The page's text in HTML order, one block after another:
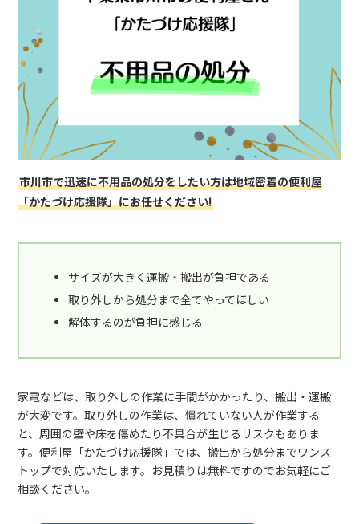
市川市で迅速に不用品の処分をしたい方は地域密着の便利屋
「かたづけ応援隊」にお任せください!
サイズが大きく運搬・搬出が負担である
取り外しから処分まで全てやってほしい
解体するのが負担に感じる
家電などは、取り外しの作業に手間がかかったり、搬出・運搬
が大変です。取り外しの作業は、慣れていない人が作業する
と、周囲の壁や床を傷めたり不具合が生じるリスクもありま
す。便利屋「かたづけ応援隊」では、搬出から処分までワンス
トップで対応いたします。お見積りは無料ですのでお気軽にご
相談ください。